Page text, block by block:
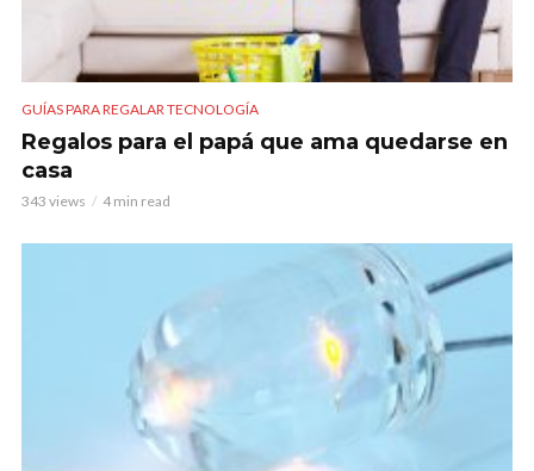
GUÍAS PARA REGALAR TECNOLOGÍA
Regalos para el papá que ama quedarse en
casa
343 views 4 min read